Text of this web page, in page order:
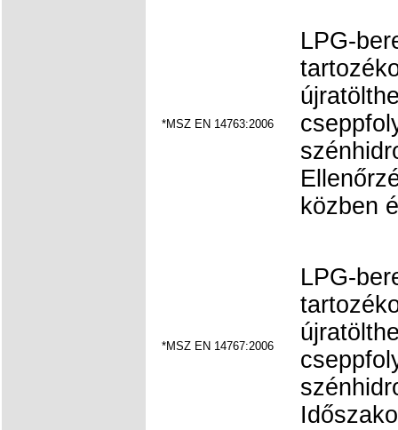
*MSZ EN 14763:2006
LPG-
közben
*MSZ EN 14767:2006
LPG-